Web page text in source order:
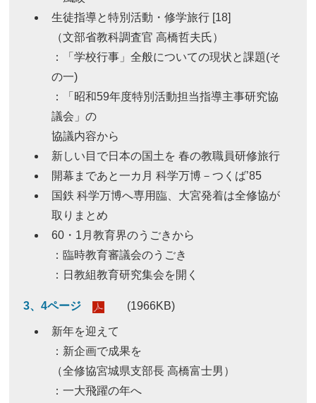
生徒指導と特別活動・修学旅行 [18]
（文部省教科調査官 高橋哲夫氏）
：「学校行事」全般についての現状と課題(そ
の一)
：「昭和59年度特別活動担当指導主事研究協
議会」の
協議内容から
新しい目で日本の国土を 春の教職員研修旅行
開幕まであと一カ月 科学万博－つくば’85
国鉄 科学万博へ専用臨、大宮発着は全修協が
取りまとめ
60・1月教育界のうごきから
：臨時教育審議会のうごき
：日教組教育研究集会を開く
3、4ページ (1966KB)
新年を迎えて
：新企画で成果を
（全修協宮城県支部長 高橋富士男）
：一大飛躍の年へ